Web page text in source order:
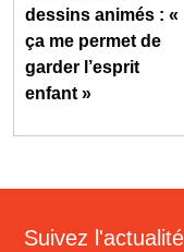
dessins animés : «
ça me permet de
garder l’esprit
enfant »
Suivez